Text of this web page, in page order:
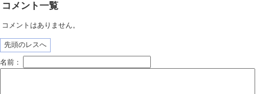
コメント一覧
コメントはありません。
先頭のレスへ
名前：